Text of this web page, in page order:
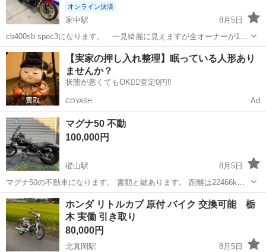
オンライン決済
家中駅
8月5日
cb400sb spec3になります。 一見綺麗に見えますが全オーナーが1度
立ちゴケをしていて右側に傷あります。走行距離32000キロ 車検切れ
てます。 プラス料金でrpm管 SHOWA 車高調 タックロール付けれ
ます。 バ...
栃木 栃木市 家中駅 ホンダ
【実家の押し入れ整理】眠っている人形あり
ませんか？
状態が悪くてもOK🙆‍♀️査定0円‼️
COYASH Ad
マグナ50 不動
100,000円
樅山駅
8月5日
マグナ50の不動車になります。 書類と鍵あります。 距離は22466km
多分ほぼノーマルだと思います。 直そうと思いましたが、やる気が起
きず置き場所がなく出すことにしました。 セルは回ります。 右のステ
ップが折れていま...
栃木 鹿沼市 樅山駅
ホンダ リトルカブ 原付 バイク 交換可能 栃
木 実働 引き取り
80,000円
北真岡駅
8月5日